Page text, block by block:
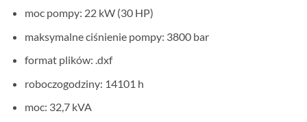
moc pompy: 22 kW (30 HP)
maksymalne ciśnienie pompy: 3800 bar
format plików: .dxf
roboczogodziny: 14101 h
moc: 32,7 kVA